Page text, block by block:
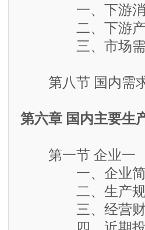
一、下游消
二、下游产业
三、市场需求
第八节 国内需求
第六章 国内主要生
第一节 企业一
一、企业简
二、生产规
三、经营财务